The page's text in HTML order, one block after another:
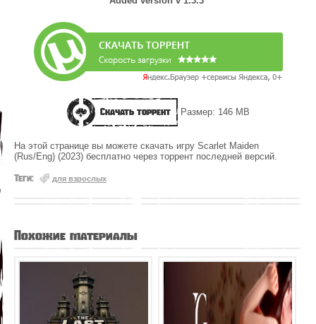
Скачать торрент Размер: 146 MB
На этой странице вы можете скачать игру Scarlet Maiden
(Rus/Eng) (2023) бесплатно через торрент последней версий.
Теги: для взрослых
Похожие материалы